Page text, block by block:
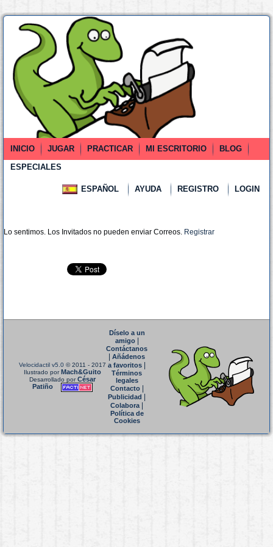
INICIO JUGAR PRACTICAR MI ESCRITORIO
BLOG
ESPECIALES
ESPAÑOL AYUDA REGISTRO LOGIN
Lo sentimos. Los Invitados no pueden enviar Correos. Registrar
Velocidactil v5.0 © 2011 - 2017
Ilustrado porMach&Guito
Desarrollado porCésar
Patiño
Díselo a un
amigo|
Contáctanos
Añádenos
a favoritos
Términos
legales
Contacto|
Publicidad
Colabora|
Política de
Cookies